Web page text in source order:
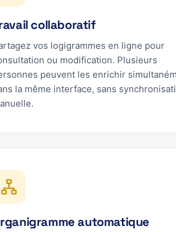
collaboratif
vos logigrammes en ligne pour
ou modification. Plusieurs
peuvent les enrichir
la même interface, sans
automatique